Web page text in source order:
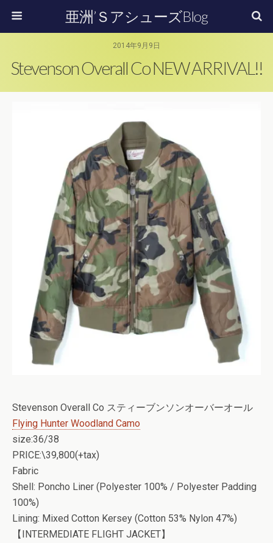
亜洲’ＳアシューズBlog
2014年9月9日
Stevenson Overall Co NEW ARRIVAL!!
Stevenson Overall Co スティーブンソンオーバーオール
Flying Hunter Woodland Camo
size:36/38
PRICE:\39,800(+tax)
Fabric
Shell: Poncho Liner (Polyester 100% / Polyester Padding
100%)
Lining: Mixed Cotton Kersey (Cotton 53% Nylon 47%)
【INTERMEDIATE FLIGHT JACKET】